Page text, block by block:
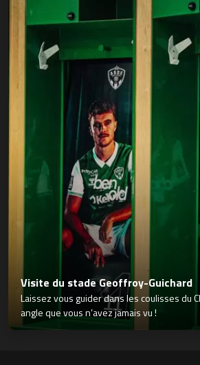
Visite du stade Geoffroy-Guichard
Laissez vous guider dans les coulisses du
angle que vous n’avez jamais vu !